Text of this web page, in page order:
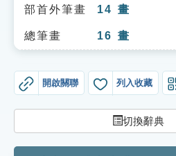
知識索引
單字索引
部首外筆畫 14 畫
總筆畫 16 畫
開啟關聯 列入收藏
切換辭典